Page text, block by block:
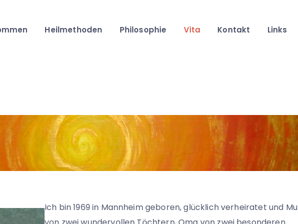
Heilmethoden Philosophie Vita Kontakt Links
Ich bin 1969 in Mannheim geboren, glücklich verheiratet und